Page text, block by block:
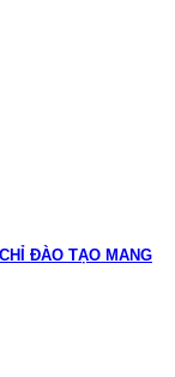
ĐÀO TẠO MANG